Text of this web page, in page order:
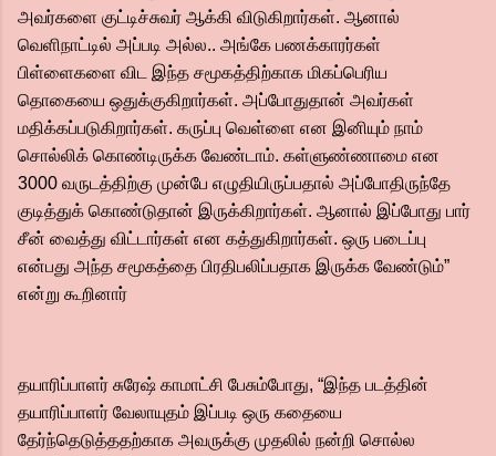
அவர்களை குட்டிச்சுவர் ஆக்கி விடுகிறார்கள். ஆனால்
வெளிநாட்டில் அப்படி அல்ல.. அங்கே பணக்காரர்கள்
பிள்ளைகளை விட இந்த சமூகத்திற்காக மிகப்பெரிய
தொகையை ஒதுக்குகிறார்கள். அப்போதுதான் அவர்கள்
மதிக்கப்படுகிறார்கள். கருப்பு வெள்ளை என இனியும் நாம்
சொல்லிக் கொண்டிருக்க வேண்டாம். கள்ளுண்ணாமை என
3000 வருடத்திற்கு முன்பே எழுதியிருப்பதால் அப்போதிருந்தே
குடித்துக் கொண்டுதான் இருக்கிறார்கள். ஆனால் இப்போது பார்
சீன் வைத்து விட்டார்கள் என கத்துகிறார்கள். ஒரு படைப்பு
என்பது அந்த சமூகத்தை பிரதிபலிப்பதாக இருக்க வேண்டும்”
என்று கூறினார்
தயாரிப்பாளர் சுரேஷ் காமாட்சி பேசும்போது, “இந்த படத்தின்
தயாரிப்பாளர் வேலாயுதம் இப்படி ஒரு கதையை
தேர்ந்தெடுத்ததற்காக அவருக்கு முதலில் நன்றி சொல்ல